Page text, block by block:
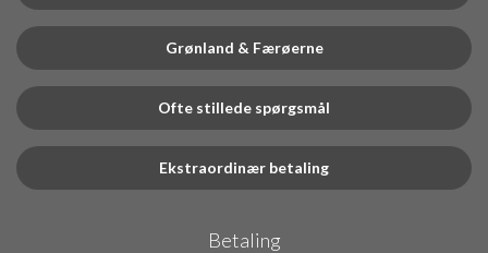
Grønland & Færøerne
Ofte stillede spørgsmål
Ekstraordinær betaling
Betaling